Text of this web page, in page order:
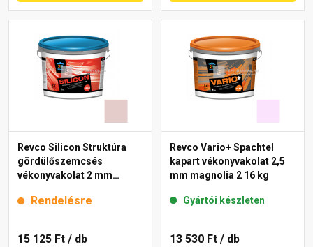
Revco Silicon Struktúra
gördülőszemcsés
vékonyvakolat 2 mm
Rendelésre
15 125 Ft / db
Revco Vario+ Spachtel
kapart vékonyvakolat 2,5
mm magnolia 2 16 kg
Gyártói készleten
13 530 Ft / db